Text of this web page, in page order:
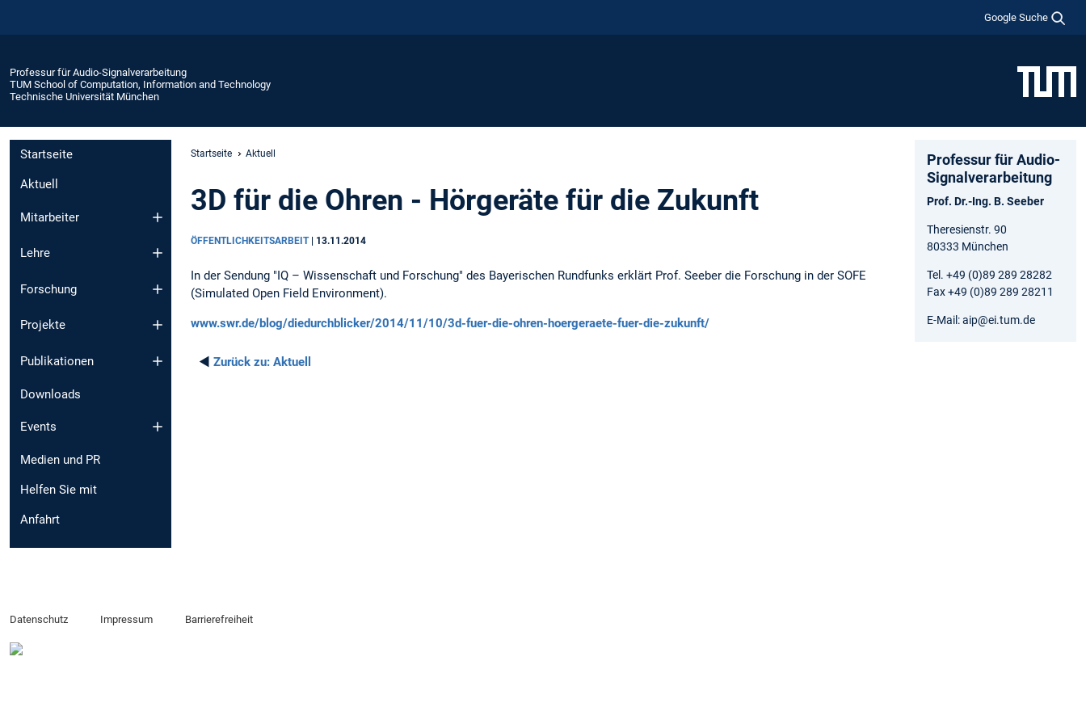
Google Suche
Professur für Audio-Signalverarbeitung
TUM School of Computation, Information and Technology
Technische Universität München
Startseite
Aktuell
Mitarbeiter
Lehre
Forschung
Projekte
Publikationen
Downloads
Events
Medien und PR
Helfen Sie mit
Anfahrt
Startseite Aktuell
3D für die Ohren - Hörgeräte für die Zukunft
ÖFFENTLICHKEITSARBEIT | 13.11.2014
In der Sendung "IQ – Wissenschaft und Forschung" des Bayerischen Rundfunks erklärt Prof. Seeber die Forschung in der SOFE
(Simulated Open Field Environment).
www.swr.de/blog/diedurchblicker/2014/11/10/3d-fuer-die-ohren-hoergeraete-fuer-die-zukunft/
◄ Zurück zu: Aktuell
Professur für Audio-
Signalverarbeitung
Prof. Dr.-Ing. B. Seeber
Theresienstr. 90
80333 München
Tel. +49 (0)89 289 28282
Fax +49 (0)89 289 28211
E-Mail: aip@ei.tum.de
Datenschutz Impressum Barrierefreiheit